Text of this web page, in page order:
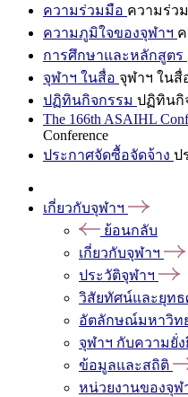
ความร่วมมือ ความร่ว
ความภูมิใจของจุฬาฯ
การศึกษาและหลักสูตร
จุฬาฯ ในสื่อ จุฬาฯ ในสื่
ปฏิทินกิจกรรม ปฏิทินกิ
The 166th ASAIHL
Conference
ประกาศจัดซื้อจัดจ้าง ป
เกี่ยวกับจุฬาฯ
ย้อนกลับ
เกี่ยวกับจุฬาฯ
ประวัติจุฬาฯ
วิสัยทัศน์และยุทธ
อัตลักษณ์มหาวิท
จุฬาฯ กับความยั่
ข้อมูลและสถิติ
หน่วยงานของจุฬ